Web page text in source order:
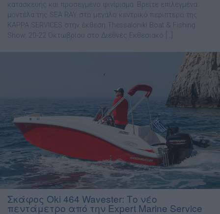
κατασκευής και προσεγµένο φινίρισµα. Βρείτε επιλεγμένα
μοντέλα της SEA RAY στο μεγάλο κεντρικό περίπτερο της
KAPPA SERVICES στην έκθεση Thessaloniki Boat & Fishing
Show, 20-22 Οκτωβρίου στο Διεθνές Εκθεσιακό […]
Σκάφος Oki 464 Wavester: Το νέο
πεντάμετρο από την Expert Marine Service